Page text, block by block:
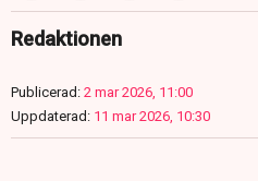
Redaktionen
Publicerad: 2 mar 2026, 11:00
Uppdaterad: 11 mar 2026, 10:30